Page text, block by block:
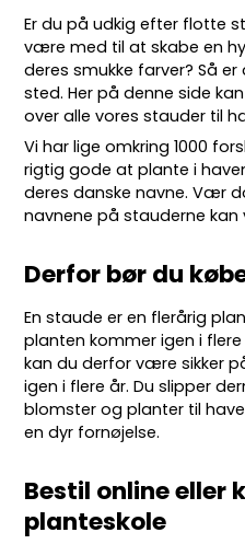
Er du på udkig efter flotte
være med til at skabe en
deres smukke farver? Så
sted. Her på denne side
over alle vores stauder til
Vi har lige omkring 1000
rigtig gode at plante i
deres danske navne. Vær
navnene på stauderne kan
Derfor bør du
En staude er en flerårig
planten kommer igen i
kan du derfor være sikker
igen i flere år. Du slipper
blomster og planter til
en dyr fornøjelse.
Bestil online eller
planteskole